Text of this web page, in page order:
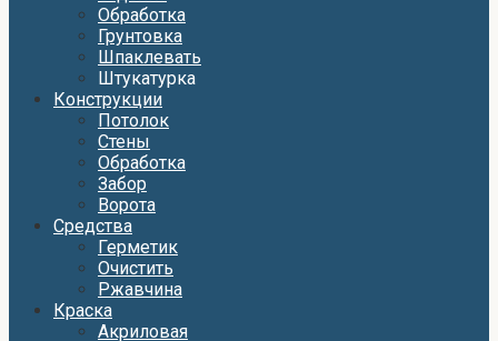
Обработка
Грунтовка
Шпаклевать
Штукатурка
Конструкции
Потолок
Стены
Обработка
Забор
Ворота
Средства
Герметик
Очистить
Ржавчина
Краска
Акриловая